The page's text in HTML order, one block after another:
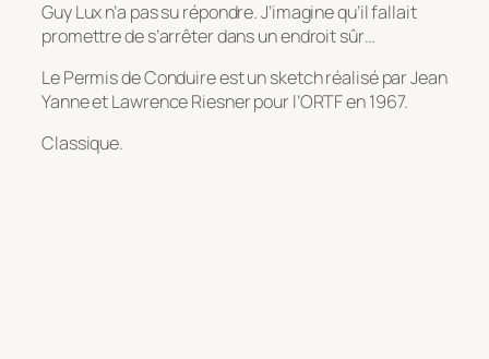
Guy Lux n’a pas su répondre. J’imagine qu’il fallait
promettre de s’arrêter dans un endroit sûr…
Le Permis de Conduire est un sketch réalisé par Jean
Yanne et Lawrence Riesner pour l’ORTF en 1967.
Classique.